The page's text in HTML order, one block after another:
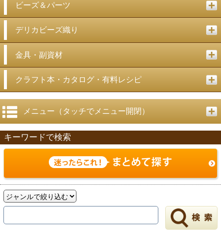
ビーズ＆パーツ
デリカビーズ織り
金具・副資材
クラフト本・カタログ・有料レシピ
メニュー（タッチでメニュー開閉）
キーワードで検索